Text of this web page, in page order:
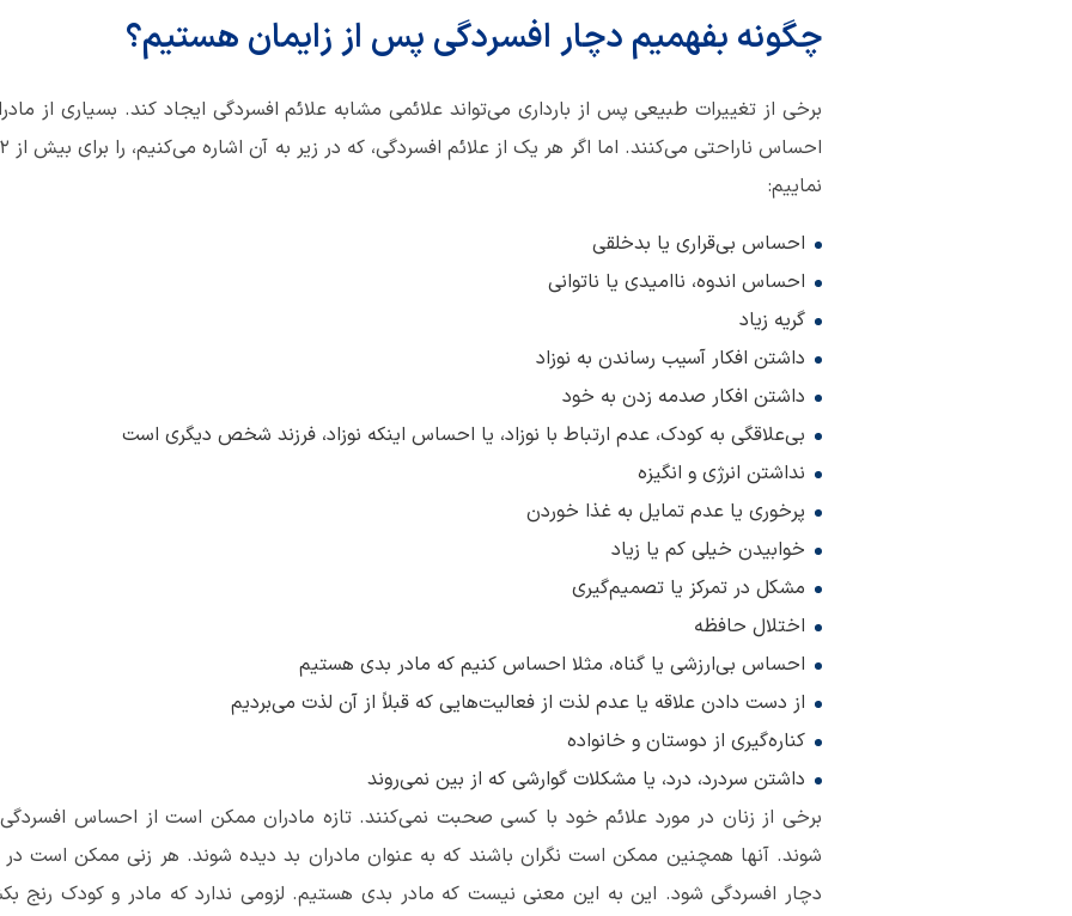
چگونه بفهمیم دچار افسردگی پس از زایمان هستیم؟
برخی از تغییرات طبیعی پس از بارداری می‌تواند علائمی مشابه علائم افسردگی ایجاد کند. بسیاری از
نماییم:
احساس بی‌قراری یا بدخلقی
احساس اندوه، ناامیدی یا ناتوانی
گریه زیاد
داشتن افکار آسیب رساندن به نوزاد
داشتن افکار صدمه زدن به خود
بی‌علاقگی به کودک، عدم ارتباط با نوزاد، یا احساس اینکه نوزاد، فرزند شخص دیگری است
نداشتن انرژی و انگیزه
پرخوری یا عدم تمایل به غذا خوردن
خوابیدن خیلی کم یا زیاد
مشکل در تمرکز یا تصمیم‌گیری
اختلال حافظه
احساس بی‌ارزشی یا گناه، مثلا احساس کنیم که مادر بدی هستیم
از دست دادن علاقه یا عدم لذت از فعالیت‌هایی که قبلاً از آن لذت می‌بردیم
کناره‌گیری از دوستان و خانواده
داشتن سردرد، درد، یا مشکلات گوارشی که از بین نمی‌روند
برخی از زنان در مورد علائم خود با کسی صحبت نمی‌کنند. تازه مادران ممکن است از احساس
شوند. آنها همچنین ممکن است نگران باشند که به عنوان مادران بد دیده شوند. هر زنی ممکن است در
دچار افسردگی شود. این به این معنی نیست که مادر بدی هستیم. لزومی ندارد که مادر و کودک رنج